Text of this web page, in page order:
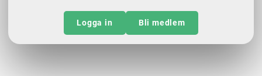
Logga in Bli medlem